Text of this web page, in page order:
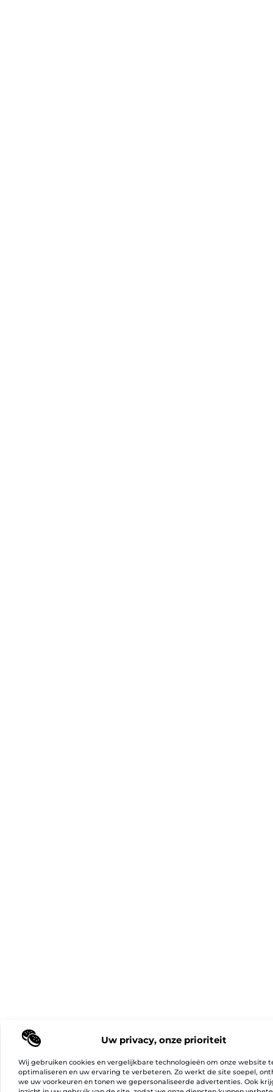
Uw privacy, onze prioriteit
Wij gebruiken cookies en vergelijkbare technologieën om onze website
optimaliseren en uw ervaring te verbeteren. Zo werkt de site soepel,
we uw voorkeuren en tonen we gepersonaliseerde advertenties. Ook